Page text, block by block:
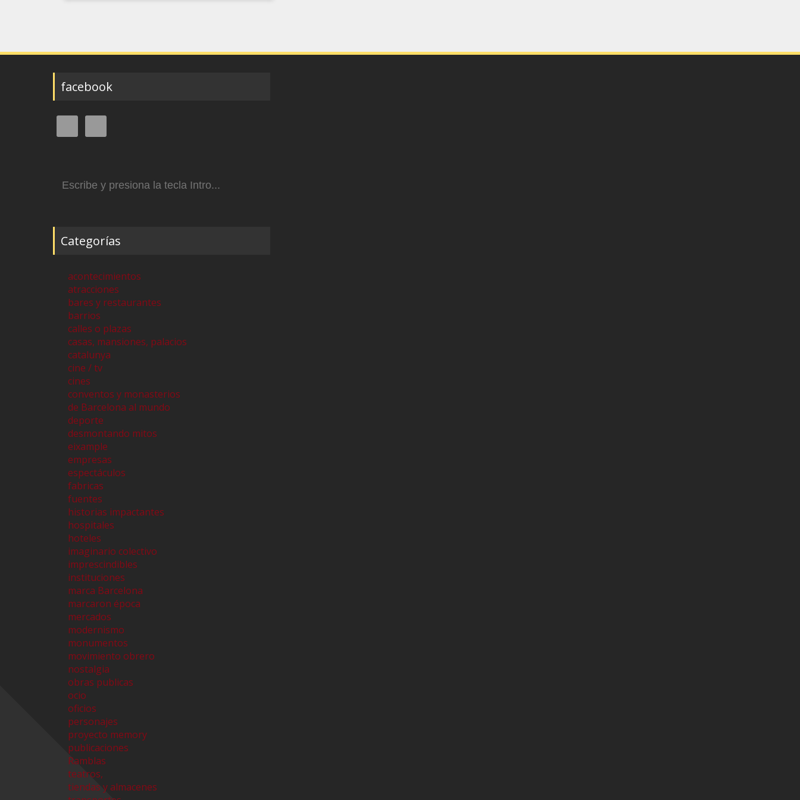
facebook
Categorías
acontecimientos
atracciones
bares y restaurantes
barrios
calles o plazas
casas, mansiones, palacios
catalunya
cine / tv
cines
conventos y monasterios
de Barcelona al mundo
deporte
desmontando mitos
eixample
empresas
espectáculos
fabricas
fuentes
historias impactantes
hospitales
hoteles
imaginario colectivo
imprescindibles
instituciones
marca Barcelona
marcaron época
mercados
modernismo
monumentos
movimiento obrero
nostalgia
obras publicas
ocio
oficios
personajes
proyecto memory
publicaciones
Ramblas
teatros,
tiendas y almacenes